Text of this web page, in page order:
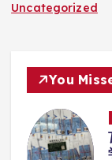
Uncategorized
You